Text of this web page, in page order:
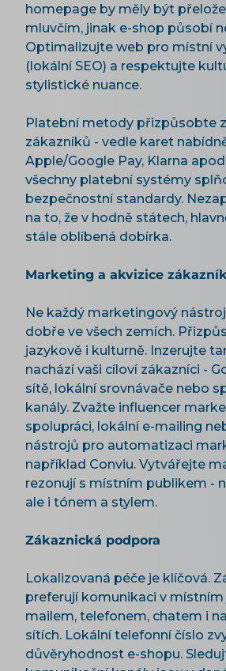
homepage by měly být
mluvčím, jinak e-shop působí
Optimalizujte web pro místní
(lokální SEO) a respektujte
stylistické nuance.
Platební metody přizpůsobte
zákazníků - vedle karet
Apple/Google Pay, Klarna
všechny platební systémy
bezpečnostní standardy.
na to, že v hodně státech,
stále oblíbená dobírka.
Marketing a akvizice
Ne každý marketingový
dobře ve všech zemích.
jazykově i kulturně. Inzerujte
nachází vaši cíloví zákazníci -
sítě, lokální srovnávače nebo
kanály. Zvažte influencer
spolupráci, lokální e-mailing
nástrojů pro automatizaci
například Conviu. Vytvářejte
rezonují s místním publikem -
ale i tónem a stylem.
Zákaznická podpora
Lokalizovaná péče je klíčová.
preferují komunikaci v místním
mailem, telefonem, chatem i
sítích. Lokální telefonní číslo
důvěryhodnost e-shopu.